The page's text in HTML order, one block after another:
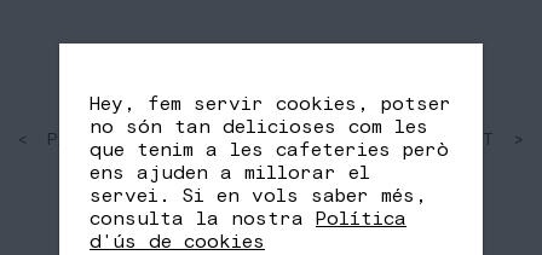
< PAST
SHARE
FB
TW
NEXT >
Hey, fem servir cookies, potser
no són tan delicioses com les
que tenim a les cafeteries però
ens ajuden a millorar el
servei. Si en vols saber més,
consulta la nostra Política
d'ús de cookies